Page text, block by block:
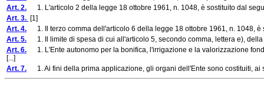
Art. 2. 1. L'articolo 2 della legge 18 ottobre 1961, n. 1048, è sostituito dal
Art. 3. [1]
Art. 4. 1. Il terzo comma dell'articolo 6 della legge 18 ottobre 1961, n. 1048, è
Art. 5. 1. Il limite di spesa di cui all'articolo 5, secondo comma, lettera e),
Art. 6. 1. L'Ente autonomo per la bonifica, l'irrigazione e la valorizzazione
[...]
Art. 7. 1. Ai fini della prima applicazione, gli organi dell'Ente sono costituiti, ai